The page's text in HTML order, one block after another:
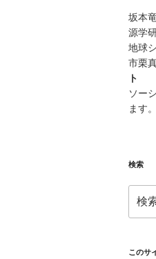
坂本
源学
地球
市栗
ト
ソー
ます。
検索
索:
このサ